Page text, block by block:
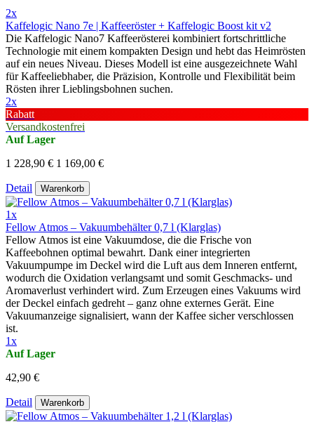
2x
Kaffelogic Nano 7e | Kaffeeröster + Kaffelogic Boost kit v2
Die Kaffelogic Nano7 Kaffeerösterei kombiniert fortschrittliche
Technologie mit einem kompakten Design und hebt das Heimrösten
auf ein neues Niveau. Dieses Modell ist eine ausgezeichnete Wahl
für Kaffeeliebhaber, die Präzision, Kontrolle und Flexibilität beim
Rösten ihrer Lieblingsbohnen suchen.
2x
Rabatt
Versandkostenfrei
Auf Lager
1 228,90 € 1 169,00 €
Detail Warenkorb
1x
Fellow Atmos – Vakuumbehälter 0,7 l (Klarglas)
Fellow Atmos ist eine Vakuumdose, die die Frische von
Kaffeebohnen optimal bewahrt. Dank einer integrierten
Vakuumpumpe im Deckel wird die Luft aus dem Inneren entfernt,
wodurch die Oxidation verlangsamt und somit Geschmacks- und
Aromaverlust verhindert wird. Zum Erzeugen eines Vakuums wird
der Deckel einfach gedreht – ganz ohne externes Gerät. Eine
Vakuumanzeige signalisiert, wann der Kaffee sicher verschlossen
ist.
1x
Auf Lager
42,90 €
Detail Warenkorb